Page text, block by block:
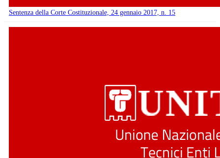
Sentenza della Corte Costituzionale, 24 gennaio 2017, n. 15